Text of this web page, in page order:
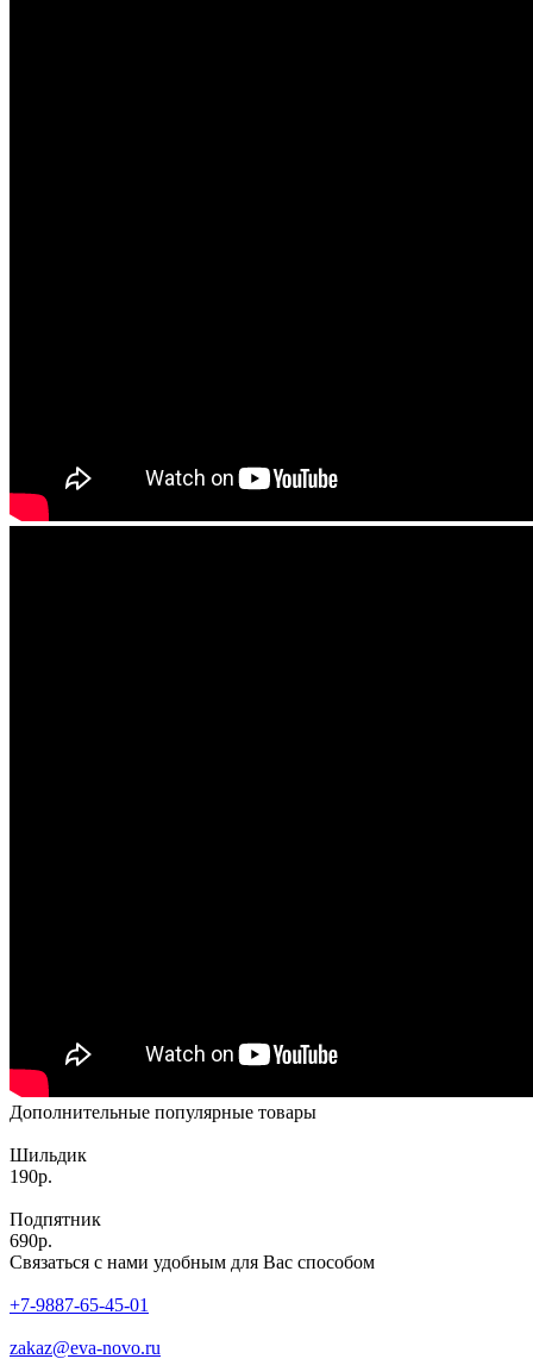
Дополнительные популярные товары
Шильдик
190р.
Подпятник
690р.
Связаться с нами удобным для Вас способом
+7-9887-65-45-01
zakaz@eva-novo.ru